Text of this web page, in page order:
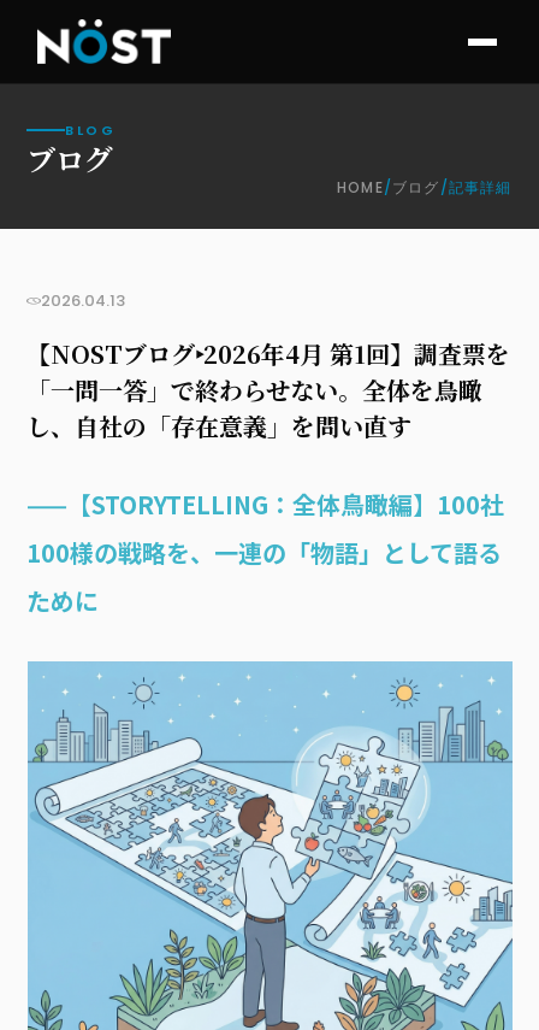
BLOG
ブログ
HOME/ブログ/記事詳細
2026.04.13
【NOSTブログ‣2026年4月 第1回】調査票を
「一問一答」で終わらせない。全体を鳥瞰
し、自社の「存在意義」を問い直す
——【STORYTELLING：全体鳥瞰編】100社
100様の戦略を、一連の「物語」として語る
ために